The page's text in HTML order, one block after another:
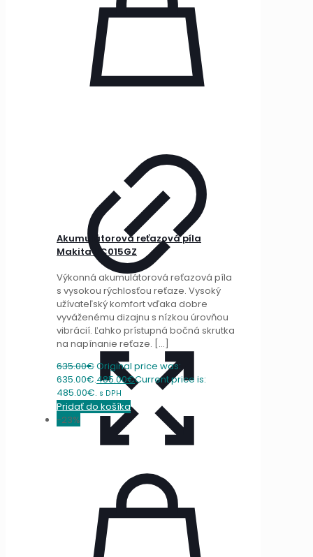
Akumulátorová reťazová píla
Makita UC015GZ
Výkonná akumulátorová reťazová píla
s vysokou rýchlosťou reťaze. Vysoký
užívateľský komfort vďaka dobre
vyváženému dizajnu s nízkou úrovňou
vibrácií. Ľahko prístupná bočná skrutka
na napínanie reťaze. […]
635.00€Original price was:
635.00€.485.00€Current price is:
485.00€. s DPH
Pridať do košíka
-23%